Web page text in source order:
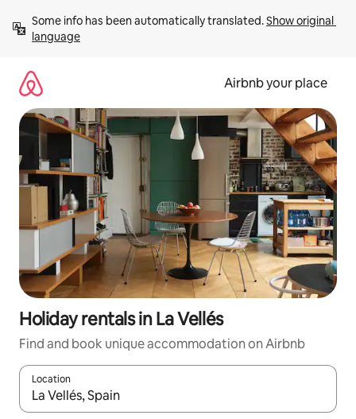
content
Some info has been automatically translated. Show original
language
Airbnb your place
Holiday rentals in La Vellés
Find and book unique accommodation on Airbnb
Location
When results are available, navigate with the up and down